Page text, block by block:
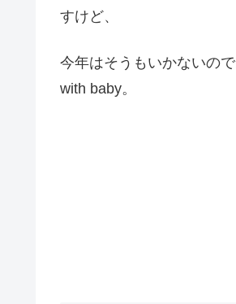
すけど、
今年はそうもいかないの
with baby。